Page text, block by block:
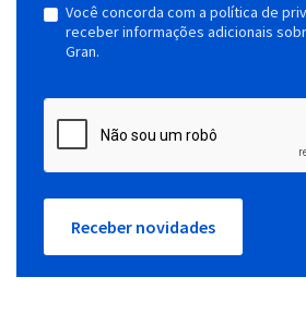
Você concorda com a política de
receber informações adicionais
Gran.
Receber novidades